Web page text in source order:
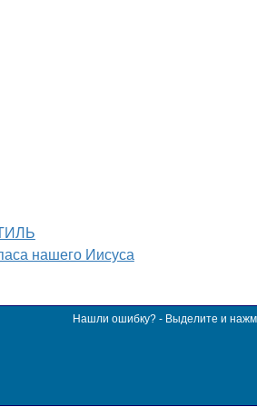
нашего Иисуса
Нашли ошибку? - Выделите и